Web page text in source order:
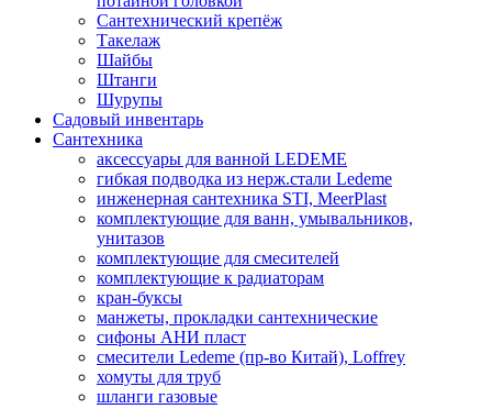
Сантехнический крепёж
Такелаж
Шайбы
Штанги
Шурупы
Садовый инвентарь
Сантехника
аксессуары для ванной LEDEME
гибкая подводка из нерж.стали Ledeme
инженерная сантехника STI, MeerPlast
комплектующие для ванн, умывальников,
унитазов
комплектующие для смесителей
комплектующие к радиаторам
кран-буксы
манжеты, прокладки сантехнические
сифоны АНИ пласт
смесители Ledeme (пр-во Китай), Loffrey
хомуты для труб
шланги газовые